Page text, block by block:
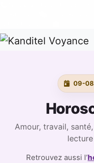
09-
Amour, travail,
Retrouvez aussi l’